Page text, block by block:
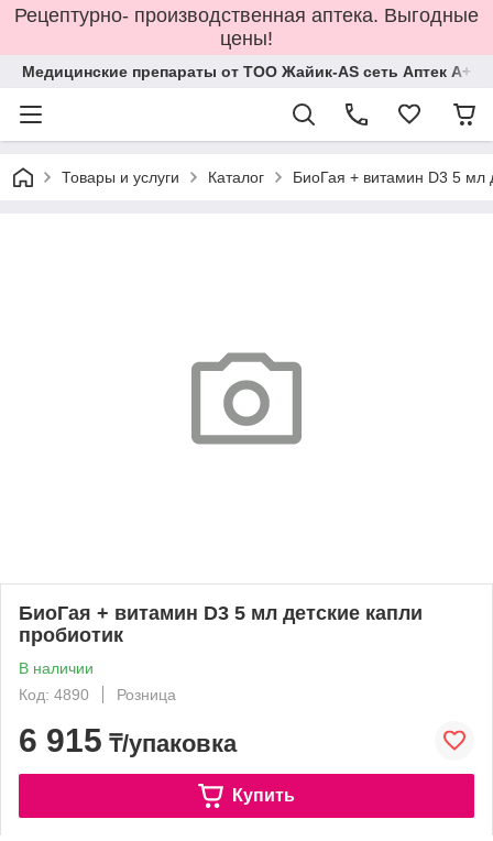
Рецептурно- производственная аптека. Выгодные
цены!
Медицинские препараты от ТОО Жайик-AS сеть Аптек А+
Товары и услуги Каталог БиоГая + витамин D3 5 мл
БиоГая + витамин D3 5 мл детские капли
пробиотик
В наличии
Код: 4890
Розница
6 915 ₸/упаковка
Купить